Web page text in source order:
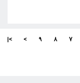
7
8
9
>
>|